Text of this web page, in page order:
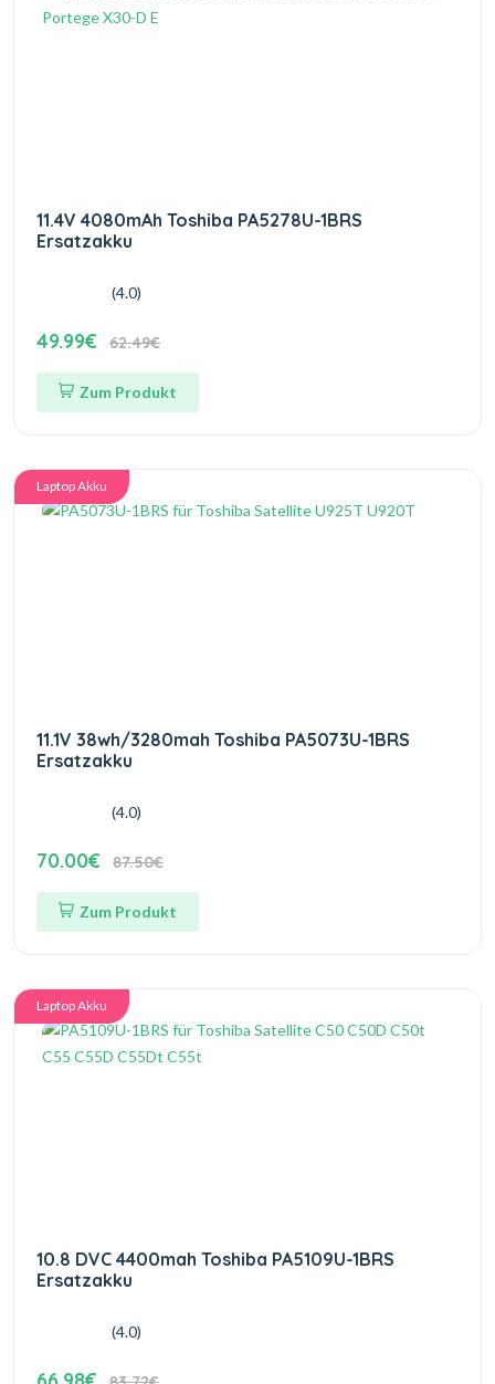
11.4V 4080mAh Toshiba PA5278U-1BRS
Ersatzakku
(4.0)
49.99€ 62.49€
Zum Produkt
Laptop Akku
11.1V 38wh/3280mah Toshiba PA5073U-1BRS
Ersatzakku
(4.0)
70.00€ 87.50€
Zum Produkt
Laptop Akku
10.8 DVC 4400mah Toshiba PA5109U-1BRS
Ersatzakku
(4.0)